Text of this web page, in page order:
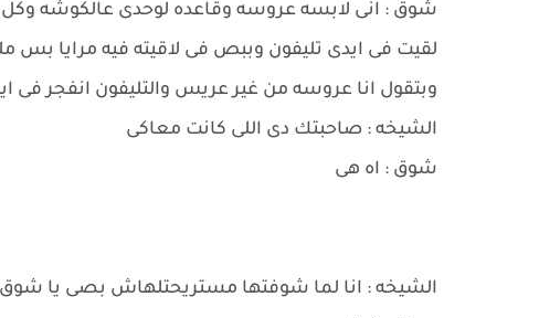
شوق : انى لابسه عروسه وقاعده لوحدى عالكوشه
لقيت فى ايدى تليفون وببص فى لاقيته فيه مرايا
وبتقول انا عروسه من غير عريس والتليفون انفجر
الشيخه : صاحبتك دى اللى كانت معاكى
شوق : اه هى
الشيخه : انا لما شوفتها مستريحتلهاش بصى يا شوق